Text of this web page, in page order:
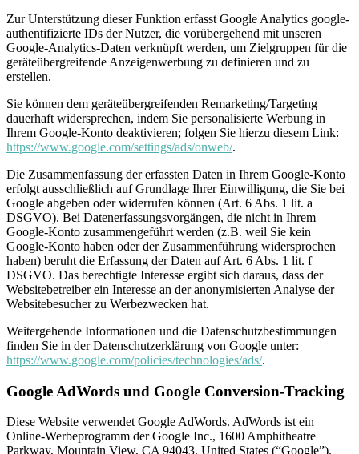
Zur Unterstützung dieser Funktion erfasst Google Analytics google-
authentifizierte IDs der Nutzer, die vorübergehend mit unseren
Google-Analytics-Daten verknüpft werden, um Zielgruppen für die
geräteübergreifende Anzeigenwerbung zu definieren und zu
erstellen.
Sie können dem geräteübergreifenden Remarketing/Targeting
dauerhaft widersprechen, indem Sie personalisierte Werbung in
Ihrem Google-Konto deaktivieren; folgen Sie hierzu diesem Link:
https://www.google.com/settings/ads/onweb/.
Die Zusammenfassung der erfassten Daten in Ihrem Google-Konto
erfolgt ausschließlich auf Grundlage Ihrer Einwilligung, die Sie bei
Google abgeben oder widerrufen können (Art. 6 Abs. 1 lit. a
DSGVO). Bei Datenerfassungsvorgängen, die nicht in Ihrem
Google-Konto zusammengeführt werden (z.B. weil Sie kein
Google-Konto haben oder der Zusammenführung widersprochen
haben) beruht die Erfassung der Daten auf Art. 6 Abs. 1 lit. f
DSGVO. Das berechtigte Interesse ergibt sich daraus, dass der
Websitebetreiber ein Interesse an der anonymisierten Analyse der
Websitebesucher zu Werbezwecken hat.
Weitergehende Informationen und die Datenschutzbestimmungen
finden Sie in der Datenschutzerklärung von Google unter:
https://www.google.com/policies/technologies/ads/.
Google AdWords und Google Conversion-Tracking
Diese Website verwendet Google AdWords. AdWords ist ein
Online-Werbeprogramm der Google Inc., 1600 Amphitheatre
Parkway, Mountain View, CA 94043, United States (“Google”).